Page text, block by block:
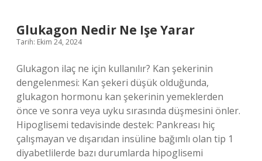
Glukagon Nedir Ne Işe Yarar
Tarih: Ekim 24, 2024
Glukagon ilaç ne için kullanılır? Kan şekerinin
dengelenmesi: Kan şekeri düşük olduğunda,
glukagon hormonu kan şekerinin yemeklerden
önce ve sonra veya uyku sırasında düşmesini önler.
Hipoglisemi tedavisinde destek: Pankreası hiç
çalışmayan ve dışarıdan insüline bağımlı olan tip 1
diyabetlilerde bazı durumlarda hipoglisemi